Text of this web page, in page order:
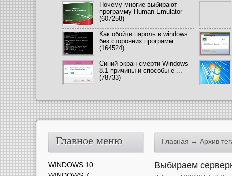
Почему многие выбирают
программу Human Emulator
(607258)
Как обойти пароль в windows
без сторонних программ ...
(164524)
Синий экран смерти Windows
8.1 причины и способы е ...
(78733)
Главная → Архив
Выбираем
Главное меню
WINDOWS 10